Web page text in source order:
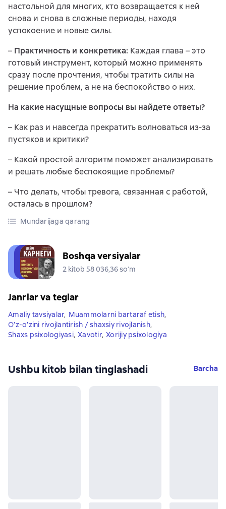
настольной для многих, кто возвращается к ней
снова и снова в сложные периоды, находя
успокоение и новые силы.
– Практичность и конкретика: Каждая глава – это
готовый инструмент, который можно применять
сразу после прочтения, чтобы тратить силы на
решение проблем, а не на беспокойство о них.
На какие насущные вопросы вы найдете ответы?
– Как раз и навсегда прекратить волноваться из-за
пустяков и критики?
– Какой простой алгоритм поможет анализировать
и решать любые беспокоящие проблемы?
– Что делать, чтобы тревога, связанная с работой,
осталась в прошлом?
Mundarijaga qarang
Boshqa versiyalar
2 kitob 58 036,36 soʻm
Janrlar va teglar
Amaliy tavsiyalar, Muammolarni bartaraf etish,
O’z-o’zini rivojlantirish / shaxsiy rivojlanish,
Shaxs psixologiyasi, Xavotir, Xorijiy psixologiya
Ushbu kitob bilan tinglashadi Barcha